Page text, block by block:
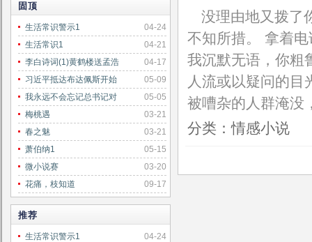
固顶
04-24
生活常识警示1
04-21
生活常识1
04-17
李白诗词(1)黄鹤楼送孟浩
05-09
习近平抵达布达佩斯开始
05-05
我永远不会忘记总书记对
03-21
梅桃遇
03-21
春之魅
05-15
萧伯纳1
03-20
微小说赛
09-17
花痛，枝知道
推荐
04-24
生活常识警示1
没理由地又拨了
不知所措。 拿着
我沉默无语，你粗
人流或以疑问的目
被嘈杂的人群淹
分类：情感小说